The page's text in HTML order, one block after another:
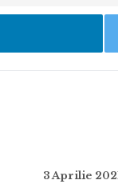
3 Aprilie